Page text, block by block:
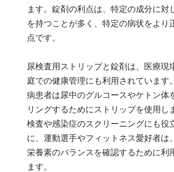
ます。錠剤の利点は、特定の成分に対
を持つことが多く、特定の病状をより
点です。
尿検査用ストリップと錠剤は、医療現
庭での健康管理にも利用されています
病患者は尿中のグルコースやケトン体
リングするためにストリップを使用し
検査や感染症のスクリーニングにも役
に、運動選手やフィットネス愛好者は
栄養素のバランスを確認するために利
ます。